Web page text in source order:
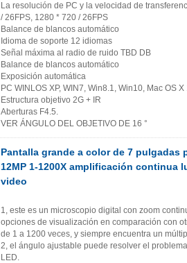
La resolución de PC y la velocidad de
/ 26FPS, 1280 * 720 / 26FPS
Balance de blancos automático
Idioma de soporte 12 idiomas
Señal máxima al radio de ruido TBD DB
Balance de blancos automático
Exposición automática
PC WINLOS XP, WIN7, Win8.1, Win10, Mac OS
Estructura objetivo 2G + IR
Aberturas F4.5.
VER ÁNGULO DEL OBJETIVO DE 16 °
Pantalla grande a color de 7 pulgadas
12MP 1-1200X amplificación continua
video
1, este es un microscopio digital con zoom
opciones de visualización en comparación con
de 1 a 1200 veces, y siempre encuentra un
2, el ángulo ajustable puede resolver el
LED.